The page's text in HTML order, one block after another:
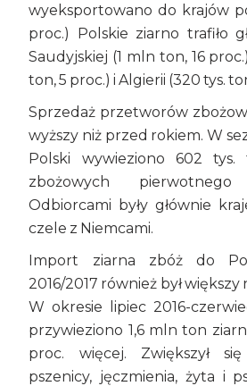
wyeksportowano do krajów
proc.) Polskie ziarno trafiło
Saudyjskiej (1 mln ton, 16
ton, 5 proc.) i Algierii (320 tys.
Sprzedaż przetworów
wyższy niż przed rokiem. W
Polski wywieziono 602
zbożowych pierwotnego
Odbiorcami były głównie
czele z Niemcami.
Import ziarna zbóż do
2016/2017 również był większy
W okresie lipiec 2016-
przywieziono 1,6 mln ton
proc. więcej. Zwiększył
pszenicy, jęczmienia, żyta i